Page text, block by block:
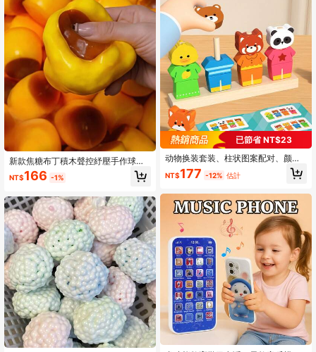
新款焦糖布丁積木聲控紓壓手作球，T
PR材質，情緒療癒玩具，情緒宣洩玩
具，捏捏玩具，柔軟矽膠紓壓捏捏球
禮物，驚喜禮物，節日禮物，情侶禮
物，禮物，聖誕禮物
NT$166 -1%
已節省 NT$23
动物换装套装、柱状图案配对、颜色
识别练习、精细动作早期教育、木制
拼图玩具、串珠配对、穿绳卡片拼
乐配对玩具、儿童精细动作训练、拼
图积木、早期教育
NT$177 -12% 估計